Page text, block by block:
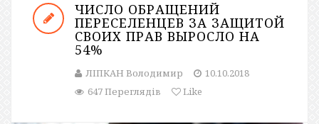
ЧИСЛО ОБРАЩЕНИЙ
ПЕРЕСЕЛЕНЦЕВ ЗА ЗАЩИТОЙ
СВОИХ ПРАВ ВЫРОСЛО НА
54%
ЛІПКАН Володимир
10.10.2018
647 Переглядів
Like